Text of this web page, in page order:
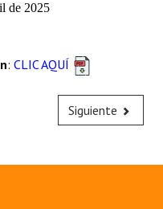
de 2025
: CLIC AQUÍ
Siguiente